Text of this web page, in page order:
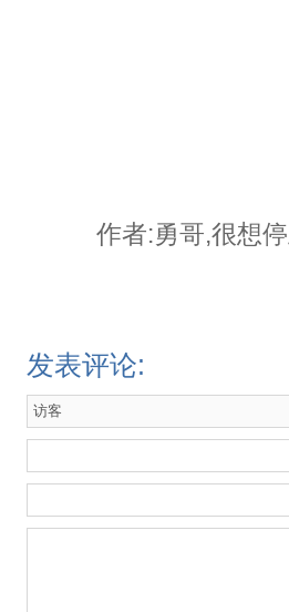
作者:勇哥,很想
发表评论: